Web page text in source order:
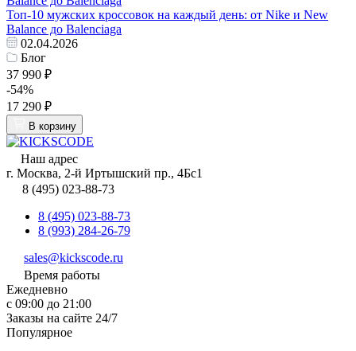
Топ‑10 мужских кроссовок на каждый день: от Nike и New
Balance до Balenciaga
02.04.2026
Блог
37 990 ₽
-54%
17 290 ₽
В корзину
Наш адрес
г. Москва, 2-й Иртышский пр., 4Бс1
8 (495) 023-88-73
8 (495) 023-88-73
8 (993) 284-26-79
sales@kickscode.ru
Время работы
Ежедневно
с 09:00 до 21:00
Заказы на сайте 24/7
Популярное